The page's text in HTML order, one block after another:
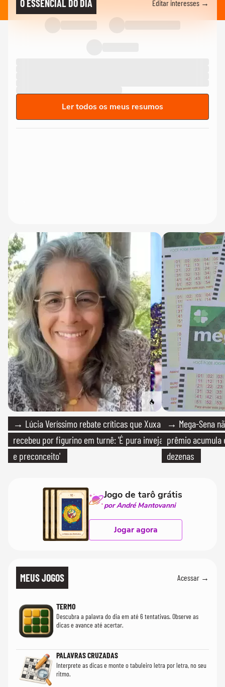
O ESSENCIAL DO DIA Editar interesses →
Ler todos os meus resumos
→ Lúcia Veríssimo rebate críticas que Xuxa
recebeu por figurino em turnê: 'É pura inveja
e preconceito'
→ Mega-Sena
prêmio acumula
dezenas
Jogo de tarô grátis
por André Mantovanni
Jogar agora
MEUS JOGOS Acessar →
TERMO
Descubra a palavra do dia em até 6 tentativas. Observe as
dicas e avance até acertar.
PALAVRAS CRUZADAS
Interprete as dicas e monte o tabuleiro letra por letra, no seu
ritmo.